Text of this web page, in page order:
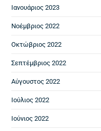
Ιανουάριος 2023
Νοέμβριος 2022
Οκτώβριος 2022
Σεπτέμβριος 2022
Αύγουστος 2022
Ιούλιος 2022
Ιούνιος 2022